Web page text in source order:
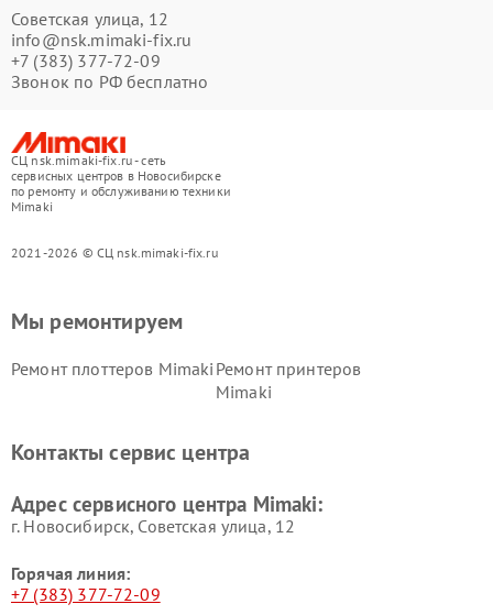
Советская улица, 12
info@nsk.mimaki-fix.ru
+7 (383) 377-72-09
Звонок по РФ бесплатно
СЦ nsk.mimaki-fix.ru - сеть
сервисных центров в Новосибирске
по ремонту и обслуживанию техники
Mimaki
2021-2026 © СЦ nsk.mimaki-fix.ru
Мы ремонтируем
Ремонт плоттеров Mimaki Ремонт принтеров
Mimaki
Контакты сервис центра
Адрес сервисного центра Mimaki:
г. Новосибирск, Советская улица, 12
Горячая линия:
+7 (383) 377-72-09